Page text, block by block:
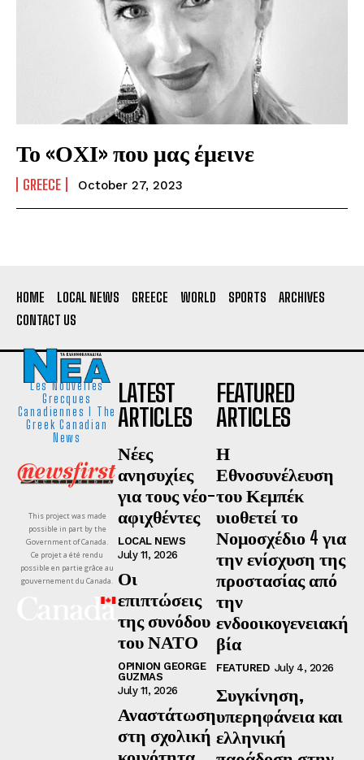
Το «ΟΧΙ» που μας έμεινε
GREECE October 27, 2023
HOME LOCAL NEWS GREECE WORLD SPORTS
ARCHIVES
CONTACT US
Les Nouvelles
Grecques
Canadiennes I The
Greek Canadian
News
This project was made
possible in part by the
Government of Canada.
Ce projet a été rendu
possible en partie grâce au
gouvernement du Canada.
LATEST
ARTICLES
Νέες
ανησυχίες
για τους νέο-
αφιχθέντες
LOCAL NEWS
July 11, 2026
Οι
επιπτώσεις
της συνόδου
του ΝΑΤΟ
OPINION GEORGE
GUZMAS
July 11, 2026
Αναστάτωση
στη σχολική
FEATURED
ARTICLES
Η
Εθνοσυνέλευση
του Κεμπέκ
υιοθετεί το
Νομοσχέδιο 4 για
την ενίσχυση της
προστασίας από
την
ενδοοικογενειακή
βία
FEATURED July 4, 2026
Συγκίνηση,
υπερηφάνεια και
ελληνική